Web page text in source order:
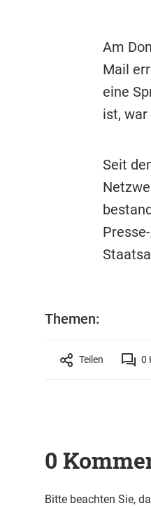
Am
Mail
eine
ist,
Seit
Themen:
Teilen 0
0
Bitte beachten Sie,